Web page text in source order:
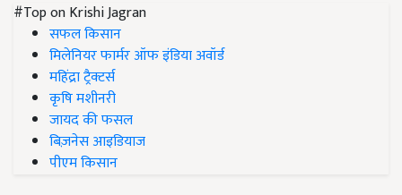
#Top on Krishi Jagran
सफल किसान
मिलेनियर फार्मर ऑफ इंडिया अवॉर्ड
महिंद्रा ट्रैक्टर्स
कृषि मशीनरी
जायद की फसल
बिज़नेस आइडियाज
पीएम किसान